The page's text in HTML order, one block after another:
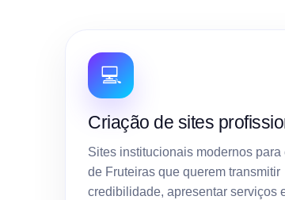
💻
Criação de sites
Sites institucionais modernos para
de Fruteiras que querem transmitir
credibilidade, apresentar serviços